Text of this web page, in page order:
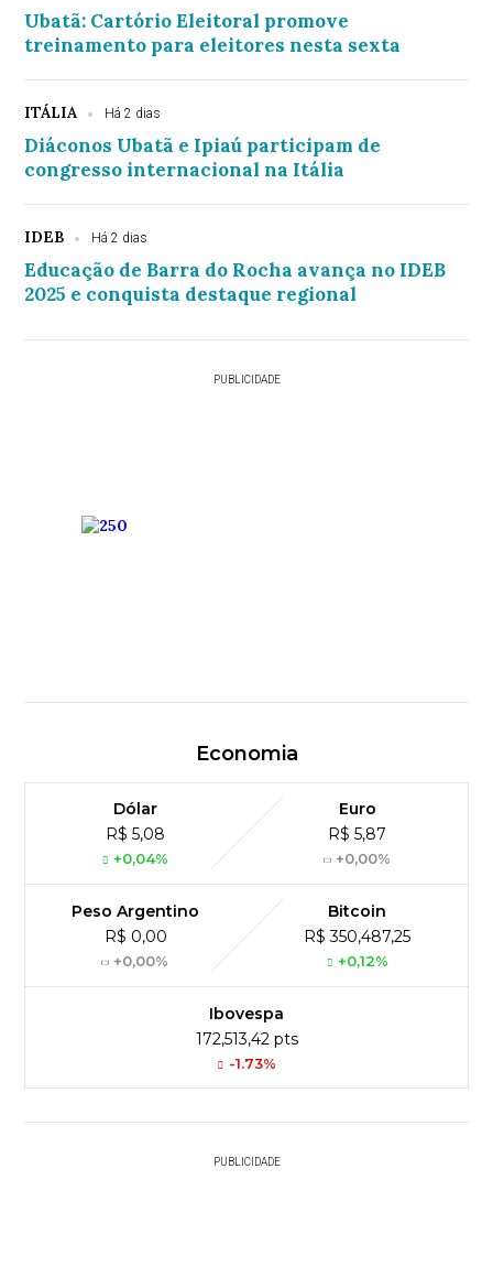
Ubatã: Cartório Eleitoral promove
treinamento para eleitores nesta sexta
ITÁLIA Há 2 dias
Diáconos Ubatã e Ipiaú participam de
congresso internacional na Itália
IDEB Há 2 dias
Educação de Barra do Rocha avança no IDEB
2025 e conquista destaque regional
PUBLICIDADE
Economia
Dólar
R$ 5,08
+0,04%
Euro
R$ 5,87
+0,00%
Peso Argentino
R$ 0,00
+0,00%
Bitcoin
R$ 350,487,25
+0,12%
Ibovespa
172,513,42 pts
-1.73%
PUBLICIDADE